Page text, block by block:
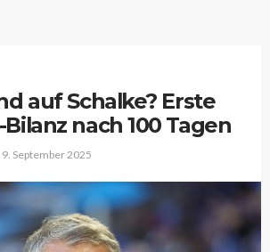
auf Schalke? Erste
nach 100 Tagen
9. September 2025